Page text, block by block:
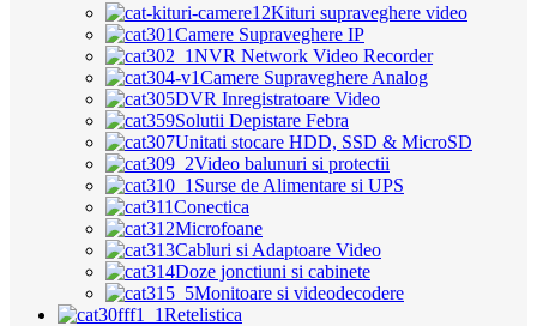
Kituri supraveghere video
Camere Supraveghere IP
NVR Network Video Recorder
Camere Supraveghere Analog
DVR Inregistratoare Video
Solutii Depistare Febra
Unitati stocare HDD, SSD & MicroSD
Video balunuri si protectii
Surse de Alimentare si UPS
Conectica
Microfoane
Cabluri si Adaptoare Video
Doze jonctiuni si cabinete
Monitoare si videodecodere
Retelistica